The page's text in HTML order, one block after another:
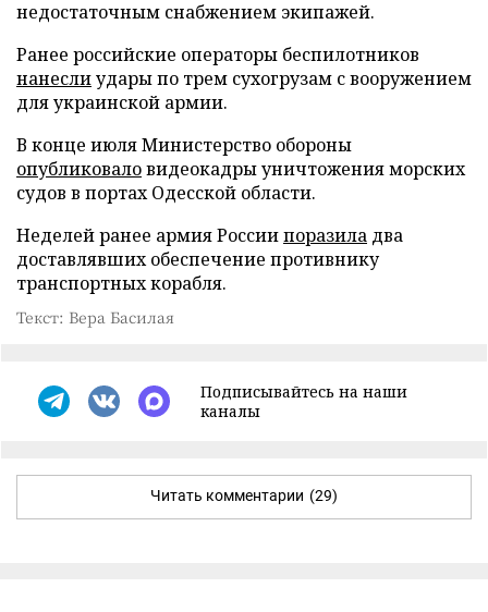
недостаточным снабжением экипажей.
Ранее российские операторы беспилотников
нанеслиудары по трем сухогрузам с вооружением
для украинской армии.
В конце июля Министерство обороны
опубликоваловидеокадры уничтожения морских
судов в портах Одесской области.
Неделей ранее армия Россиипоразила два
доставлявших обеспечение противнику
транспортных корабля.
Текст: Вера Басилая
Подписывайтесь на наши
каналы
Читать комментарии (29)